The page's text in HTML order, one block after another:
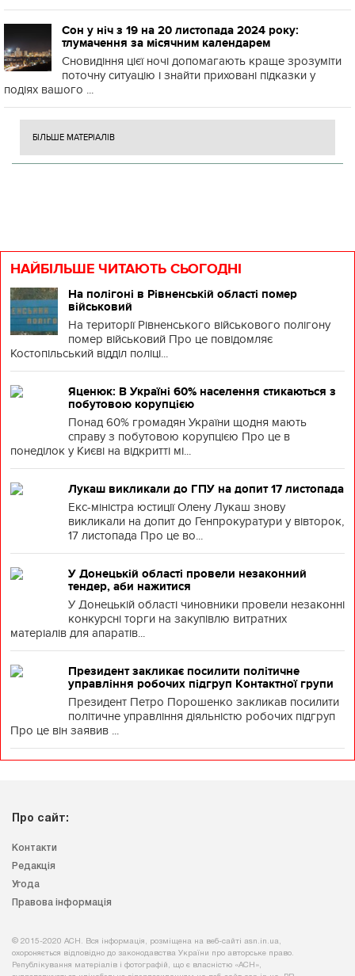
Сон у ніч з 19 на 20 листопада 2024 року:
тлумачення за місячним календарем
Сновидіння цієї ночі допомагають краще зрозуміти
поточну ситуацію і знайти приховані підказки у
подіях вашого ...
БІЛЬШЕ МАТЕРІАЛІВ
НАЙБІЛЬШЕ ЧИТАЮТЬ СЬОГОДНІ
На полігоні в Рівненській області помер
військовий
На території Рівненського військового полігону
помер військовий Про це повідомляє
Костопільський відділ поліці...
Яценюк: В Україні 60% населення стикаються з
побутовою корупцією
Понад 60% громадян України щодня мають
справу з побутовою корупцією Про це в
понеділок у Києві на відкритті мі...
Лукаш викликали до ГПУ на допит 17 листопада
Екс-міністра юстиції Олену Лукаш знову
викликали на допит до Генпрокуратури у вівторок,
17 листопада Про це во...
У Донецькій області провели незаконний
тендер, аби нажитися
У Донецькій області чиновники провели незаконні
конкурсні торги на закупівлю витратних
матеріалів для апаратів...
Президент закликає посилити політичне
управління робочих підгруп Контактної групи
Президент Петро Порошенко закликав посилити
політичне управління діяльністю робочих підгруп
Про це він заявив ...
Про сайт:
Контакти
Редакція
Угода
Правова інформація
© 2015-2020 АСН. Вся інформація, розміщена на веб-сайті asn.in.ua,
охороняється відповідно до законодавства України про авторське право.
Републікування матеріалів і фотографій, що є власністю «АСН»,